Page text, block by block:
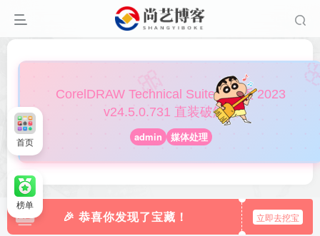
🎀
CorelDRAW Technical Suite精简版 2023
v24.5.0.731 直装破解版
admin 媒体处理
🎉 恭喜你发现了宝藏！ 立即去挖宝
首页
榜单